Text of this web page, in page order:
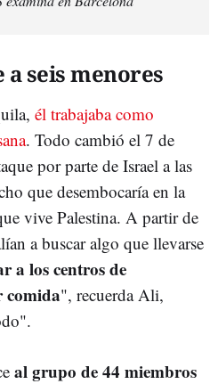
seis menores
él trabajaba como
. Todo cambió el 7 de
por parte de Israel a las
que desembocaría en la
vive Palestina. A partir de
a buscar algo que llevarse
a los centros de
comida", recuerda Ali,
al grupo de 44 miembros